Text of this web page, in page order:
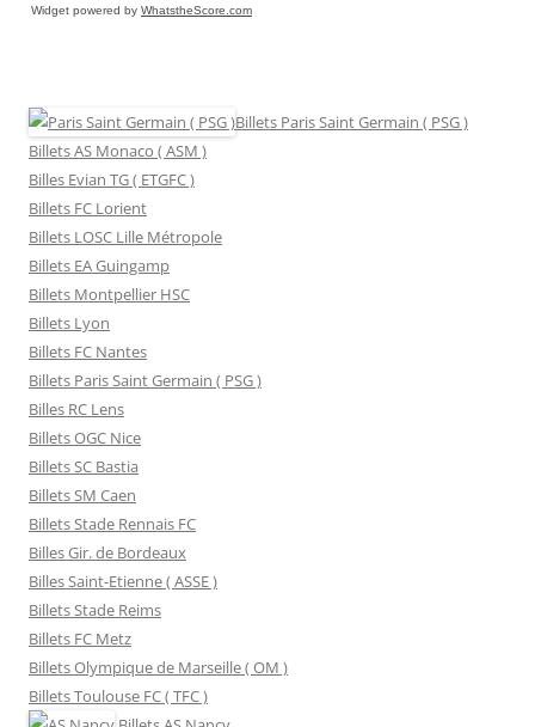
Widget powered by WhatstheScore.com
Billets Paris Saint Germain ( PSG )
Billets AS Monaco ( ASM )
Billes Evian TG ( ETGFC )
Billets FC Lorient
Billets LOSC Lille Métropole
Billets EA Guingamp
Billets Montpellier HSC
Billets Lyon
Billets FC Nantes
Billets Paris Saint Germain ( PSG )
Billes RC Lens
Billets OGC Nice
Billets SC Bastia
Billets SM Caen
Billets Stade Rennais FC
Billes Gir. de Bordeaux
Billes Saint-Etienne ( ASSE )
Billets Stade Reims
Billets FC Metz
Billets Olympique de Marseille ( OM )
Billets Toulouse FC ( TFC )